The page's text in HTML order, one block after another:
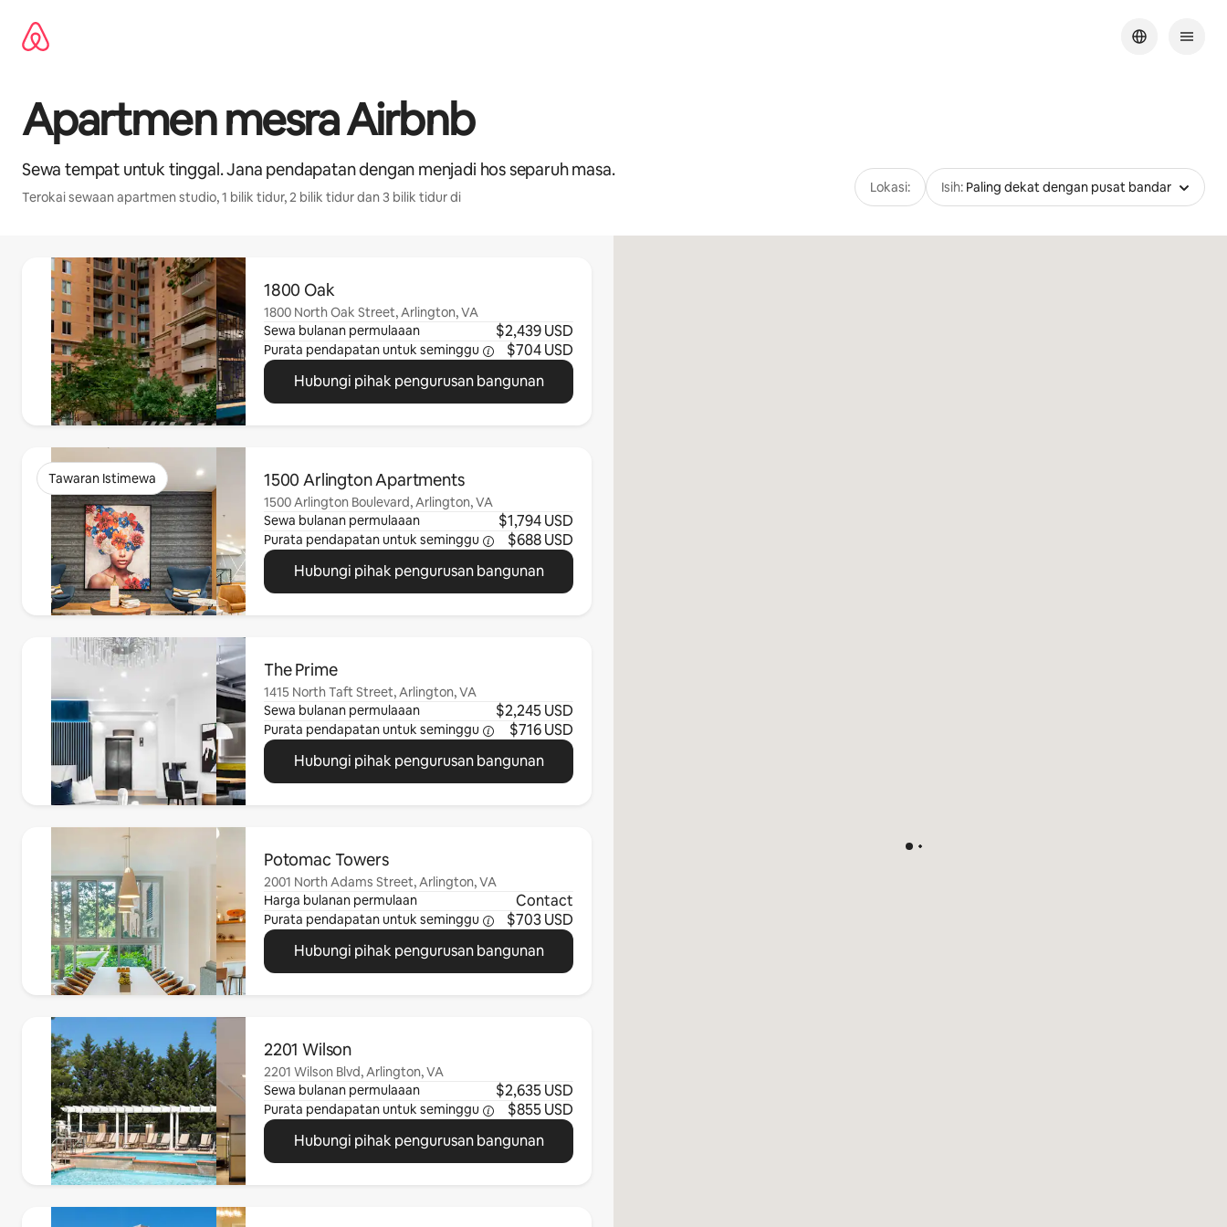
kandungan
Apartmen mesra Airbnb
Sewa tempat untuk tinggal. Jana pendapatan dengan menjadi hos separuh masa.
Terokai sewaan apartmen studio, 1 bilik tidur, 2 bilik tidur dan 3 bilik tidur di
Lokasi: Isih: Paling dekat dengan pusat bandar
Memaparkan 0 daripada 0
1800 Oak
1800 North Oak Street, Arlington, VA
Sewa bulanan permulaaan
$2,439 USD
Purata pendapatan untuk seminggu
$704 USD
Hubungi pihak pengurusan bangunan
Tawaran Istimewa 1500 Arlington Apartments
1500 Arlington Boulevard, Arlington, VA
Sewa bulanan permulaaan
$1,794 USD
Purata pendapatan untuk seminggu
$688 USD
Hubungi pihak pengurusan bangunan
Memaparkan 0 daripada 0
The Prime
1415 North Taft Street, Arlington, VA
Sewa bulanan permulaaan
$2,245 USD
Purata pendapatan untuk seminggu
$716 USD
Hubungi pihak pengurusan bangunan
Memaparkan 0 daripada 0
Potomac Towers
2001 North Adams Street, Arlington, VA
Harga bulanan permulaan
Contact
Purata pendapatan untuk seminggu
$703 USD
Hubungi pihak pengurusan bangunan
Memaparkan 0 daripada 0
2201 Wilson
2201 Wilson Blvd, Arlington, VA
Sewa bulanan permulaaan
$2,635 USD
Purata pendapatan untuk seminggu
$855 USD
Hubungi pihak pengurusan bangunan